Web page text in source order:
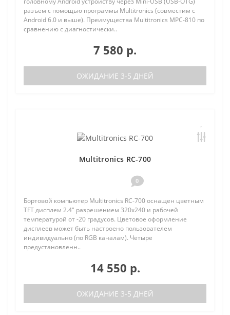
разъем с помощью программы Multitronics (совместим с
Android 6.0 и выше). Преимущества Multitronics MPC-810 по
сравнению с диагностически..
7 580 р.
ОЖИДАНИЕ 3-5 ДНЕЙ
Multitronics RC-700
0
Бортовой компьютер Multitronics RC-700 оснащен цветным
TFT дисплем 2.4" разрешением 320х240 и рабочей
температурой от -20 градусов. Цветовое оформление
дисплеев может быть настроено пользователем
индивидуально (по RGB каналам). Четыре
предустановленн..
14 550 р.
ОЖИДАНИЕ 3-5 ДНЕЙ